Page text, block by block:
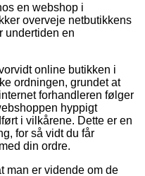
en webshop i
overveje netbutikkens
undertiden en
online butikken i
ordningen, grundet at
forhandleren følger
hyppigt
i vilkårene. Dette er en
for så vidt du får
din ordre.
man er vidende om de